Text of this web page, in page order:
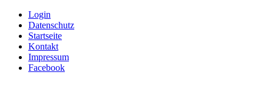
Login
Datenschutz
Startseite
Kontakt
Impressum
Facebook